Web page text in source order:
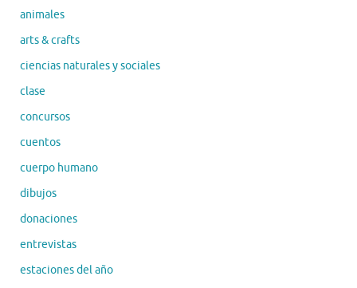
animales
arts & crafts
ciencias naturales y sociales
clase
concursos
cuentos
cuerpo humano
dibujos
donaciones
entrevistas
estaciones del año